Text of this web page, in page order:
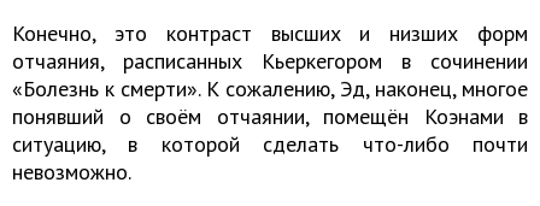
Конечно, это контраст высших и низших форм
отчаяния, расписанных Кьеркегором в сочинении
«Болезнь к смерти». К сожалению, Эд, наконец, многое
понявший о своём отчаянии, помещён Коэнами в
ситуацию, в которой сделать что-либо почти
невозможно.